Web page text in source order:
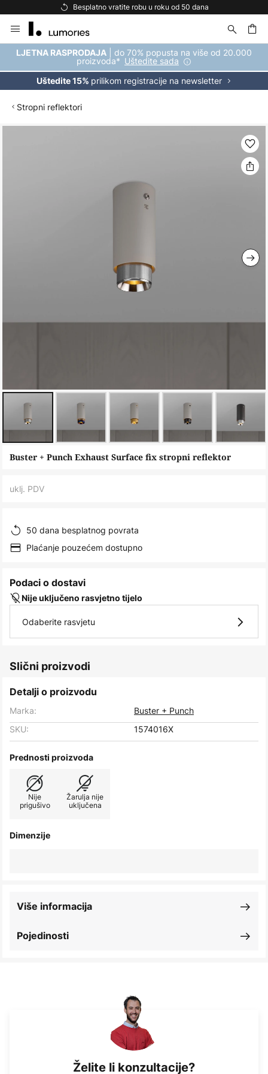
Besplatno vratite robu u roku od 50 dana
to
Content
LJETNA RASPRODAJA | do 70% popusta na više od 20.000
proizvoda* Uštedite sada
Uštedite 15% prilikom registracije na newsletter
Stropni reflektori
Skip
beginning
the
images
Buster + Punch Exhaust Surface fix stropni reflektor
uklj. PDV
50 dana besplatnog povrata
Plaćanje pouzećem dostupno
Podaci o dostavi
Nije uključeno rasvjetno tijelo
Odaberite rasvjetu
Slični proizvodi
Detalji o proizvodu
Marka:
Buster + Punch
SKU:
1574016X
Prednosti proizvoda
Nije
prigušivo
Žarulja nije
uključena
Dimenzije
Pojedinosti
Više informacija
Želite li konzultacije?